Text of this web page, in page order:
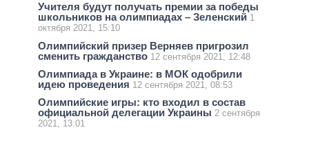
Учителя будут получать премии за победы
школьников на олимпиадах – Зеленский 1
октября 2021, 15:10
Олимпийский призер Верняев пригрозил
сменить гражданство 12 сентября 2021, 12:48
Олимпиада в Украине: в МОК одобрили
идею проведения 12 сентября 2021, 08:53
Олимпийские игры: кто входил в состав
официальной делегации Украины 2 сентября
2021, 13:01